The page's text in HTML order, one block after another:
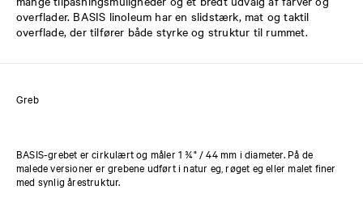
overflader. BASIS linoleum har en slidstærk, mat og taktil
overflade, der tilfører både styrke og struktur til rummet.
Greb
BASIS-grebet er cirkulært og måler 1 ¾" / 44 mm i diameter. På de
malede versioner er grebene udført i natur eg, røget eg eller malet finer
med synlig årestruktur.